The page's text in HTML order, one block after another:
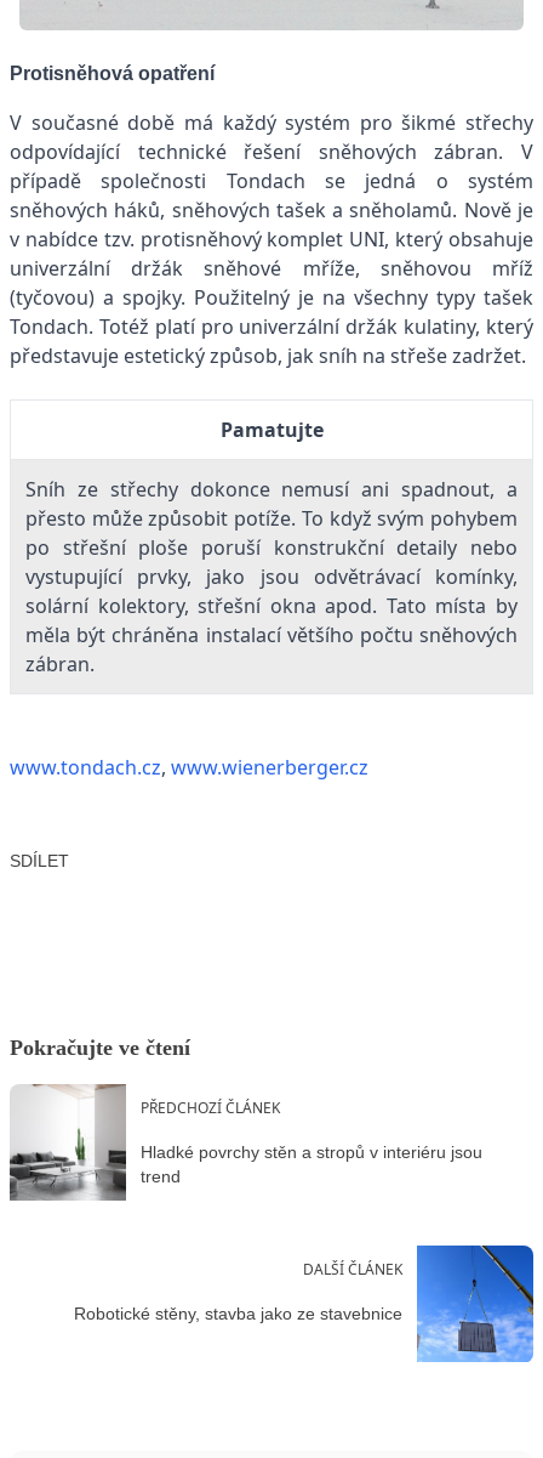
Protisněhová opatření
V současné době má každý systém pro šikmé střechy
odpovídající technické řešení sněhových zábran. V
případě společnosti Tondach se jedná o systém
sněhových háků, sněhových tašek a sněholamů. Nově je
v nabídce tzv. protisněhový komplet UNI, který obsahuje
univerzální držák sněhové mříže, sněhovou mříž
(tyčovou) a spojky. Použitelný je na všechny typy tašek
Tondach. Totéž platí pro univerzální držák kulatiny, který
představuje estetický způsob, jak sníh na střeše zadržet.
Pamatujte
Sníh ze střechy dokonce nemusí ani spadnout, a
přesto může způsobit potíže. To když svým pohybem
po střešní ploše poruší konstrukční detaily nebo
vystupující prvky, jako jsou odvětrávací komínky,
solární kolektory, střešní okna apod. Tato místa by
měla být chráněna instalací většího počtu sněhových
zábran.
www.tondach.cz, www.wienerberger.cz
SDÍLET
Pokračujte ve čtení
PŘEDCHOZÍ ČLÁNEK
Hladké povrchy stěn a stropů v interiéru jsou
trend
DALŠÍ ČLÁNEK
Robotické stěny, stavba jako ze stavebnice